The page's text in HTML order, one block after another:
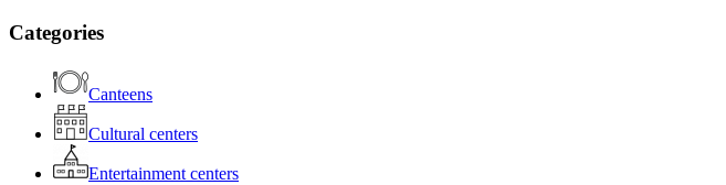
Categories
Canteens
Cultural centers
Entertainment centers